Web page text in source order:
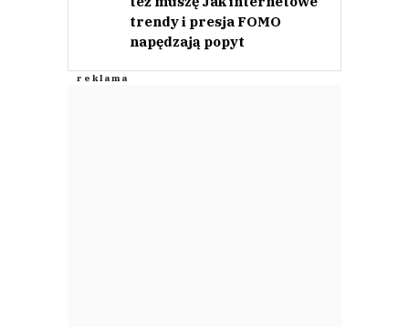
trendy i presja FOMO
napędzają popyt